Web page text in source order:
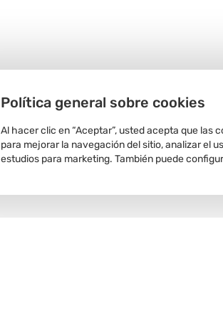
Política general sobre cookies
Al hacer clic en “Aceptar”, usted acepta que las
para mejorar la navegación del sitio, analizar el
estudios para marketing. También puede